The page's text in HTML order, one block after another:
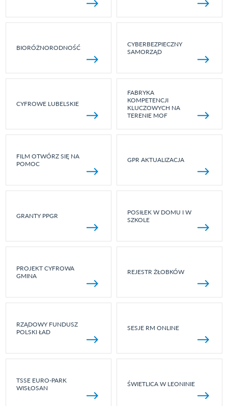
BIORÓŻNORODNOŚĆ
CYBERBEZPIECZNY
SAMORZĄD
CYFROWE LUBELSKIE
FABRYKA
KOMPETENCJI
KLUCZOWYCH NA
TERENIE MOF
FILM OTWÓRZ SIĘ NA
POMOC
GPR AKTUALIZACJA
GRANTY PPGR
POSIŁEK W DOMU I W
SZKOLE
PROJEKT CYFROWA
GMINA
REJESTR ŻŁOBKÓW
RZĄDOWY FUNDUSZ
POLSKI ŁAD
SESJE RM ONLINE
TSSE EURO-PARK
WISŁOSAN
ŚWIETLICA W LEONINIE